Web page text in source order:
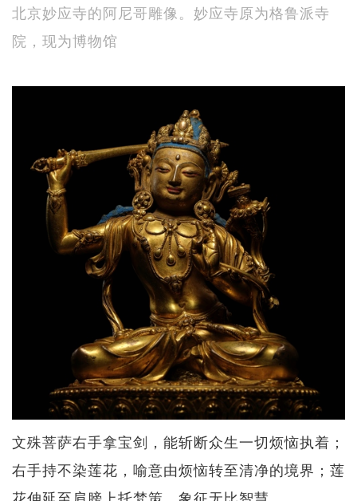
北京妙应寺的阿尼哥雕像。妙应寺原为格鲁派寺
院，现为博物馆
文殊菩萨右手拿宝剑，能斩断众生一切烦恼执着；
右手持不染莲花，喻意由烦恼转至清净的境界；莲
花伸延至肩膀上托梵策，象征无比智慧。